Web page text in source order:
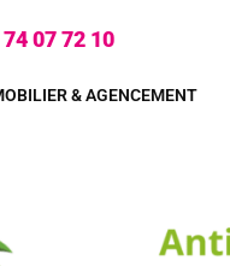
07 72 10
& AGENCEMENT